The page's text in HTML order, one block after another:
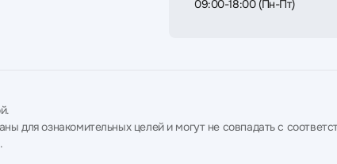
09:00-18:00 (Пн-Пт)
для ознакомительных целей и могут не совпадать с